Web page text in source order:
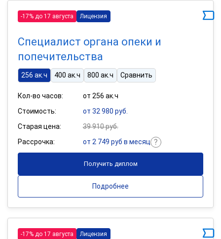
-17% до 17 августа Лицензия
Специалист органа опеки и
попечительства
256 ак.ч 400 ак.ч 800 ак.ч Сравнить
Кол-во часов:
от 256 ак.ч
Стоимость:
от 32 980 руб.
Старая цена:
39 910 руб.
Рассрочка:
от 2 749 руб в месяц
Получить диплом
Подробнее
-17% до 17 августа Лицензия